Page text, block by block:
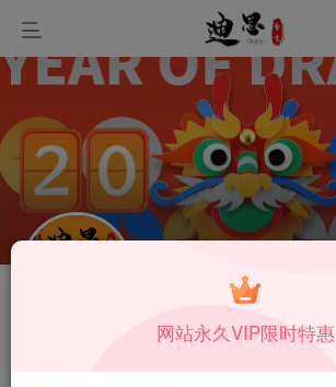
网站永久VIP限时特惠